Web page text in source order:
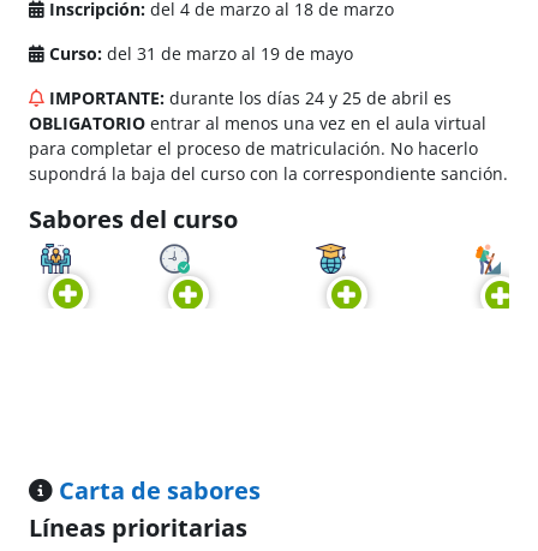
Inscripción: del 4 de marzo al 18 de marzo
Curso: del 31 de marzo al 19 de mayo
IMPORTANTE: durante los días 24 y 25 de abril es
OBLIGATORIO entrar al menos una vez en el aula virtual
para completar el proceso de matriculación. No hacerlo
supondrá la baja del curso con la correspondiente sanción.
Sabores del curso
Carta de sabores
Líneas prioritarias